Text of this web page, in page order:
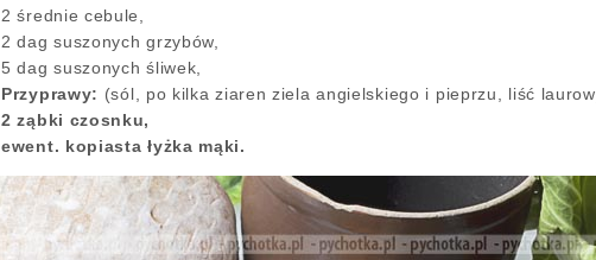
2 średnie cebule,
2 dag suszonych grzybów,
5 dag suszonych śliwek,
Przyprawy: (sól, po kilka ziaren ziela angielskiego i pieprzu, liść
2 ząbki czosnku,
ewent. kopiasta łyżka mąki.